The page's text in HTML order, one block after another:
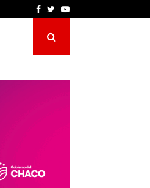
Facebook
TwitterYoutube